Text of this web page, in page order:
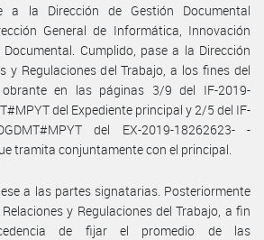
a la Dirección de Gestión Documental
General de Informática, Innovación
Cumplido, pase a la Dirección
y Regulaciones del Trabajo, a los fines del
en las páginas 3/9 del IF-2019-
del Expediente principal y 2/5 del IF-
del EX-2019-18262623- -
tramita conjuntamente con el principal.
a las partes signatarias. Posteriormente
y Regulaciones del Trabajo, a fin
de fijar el promedio de las